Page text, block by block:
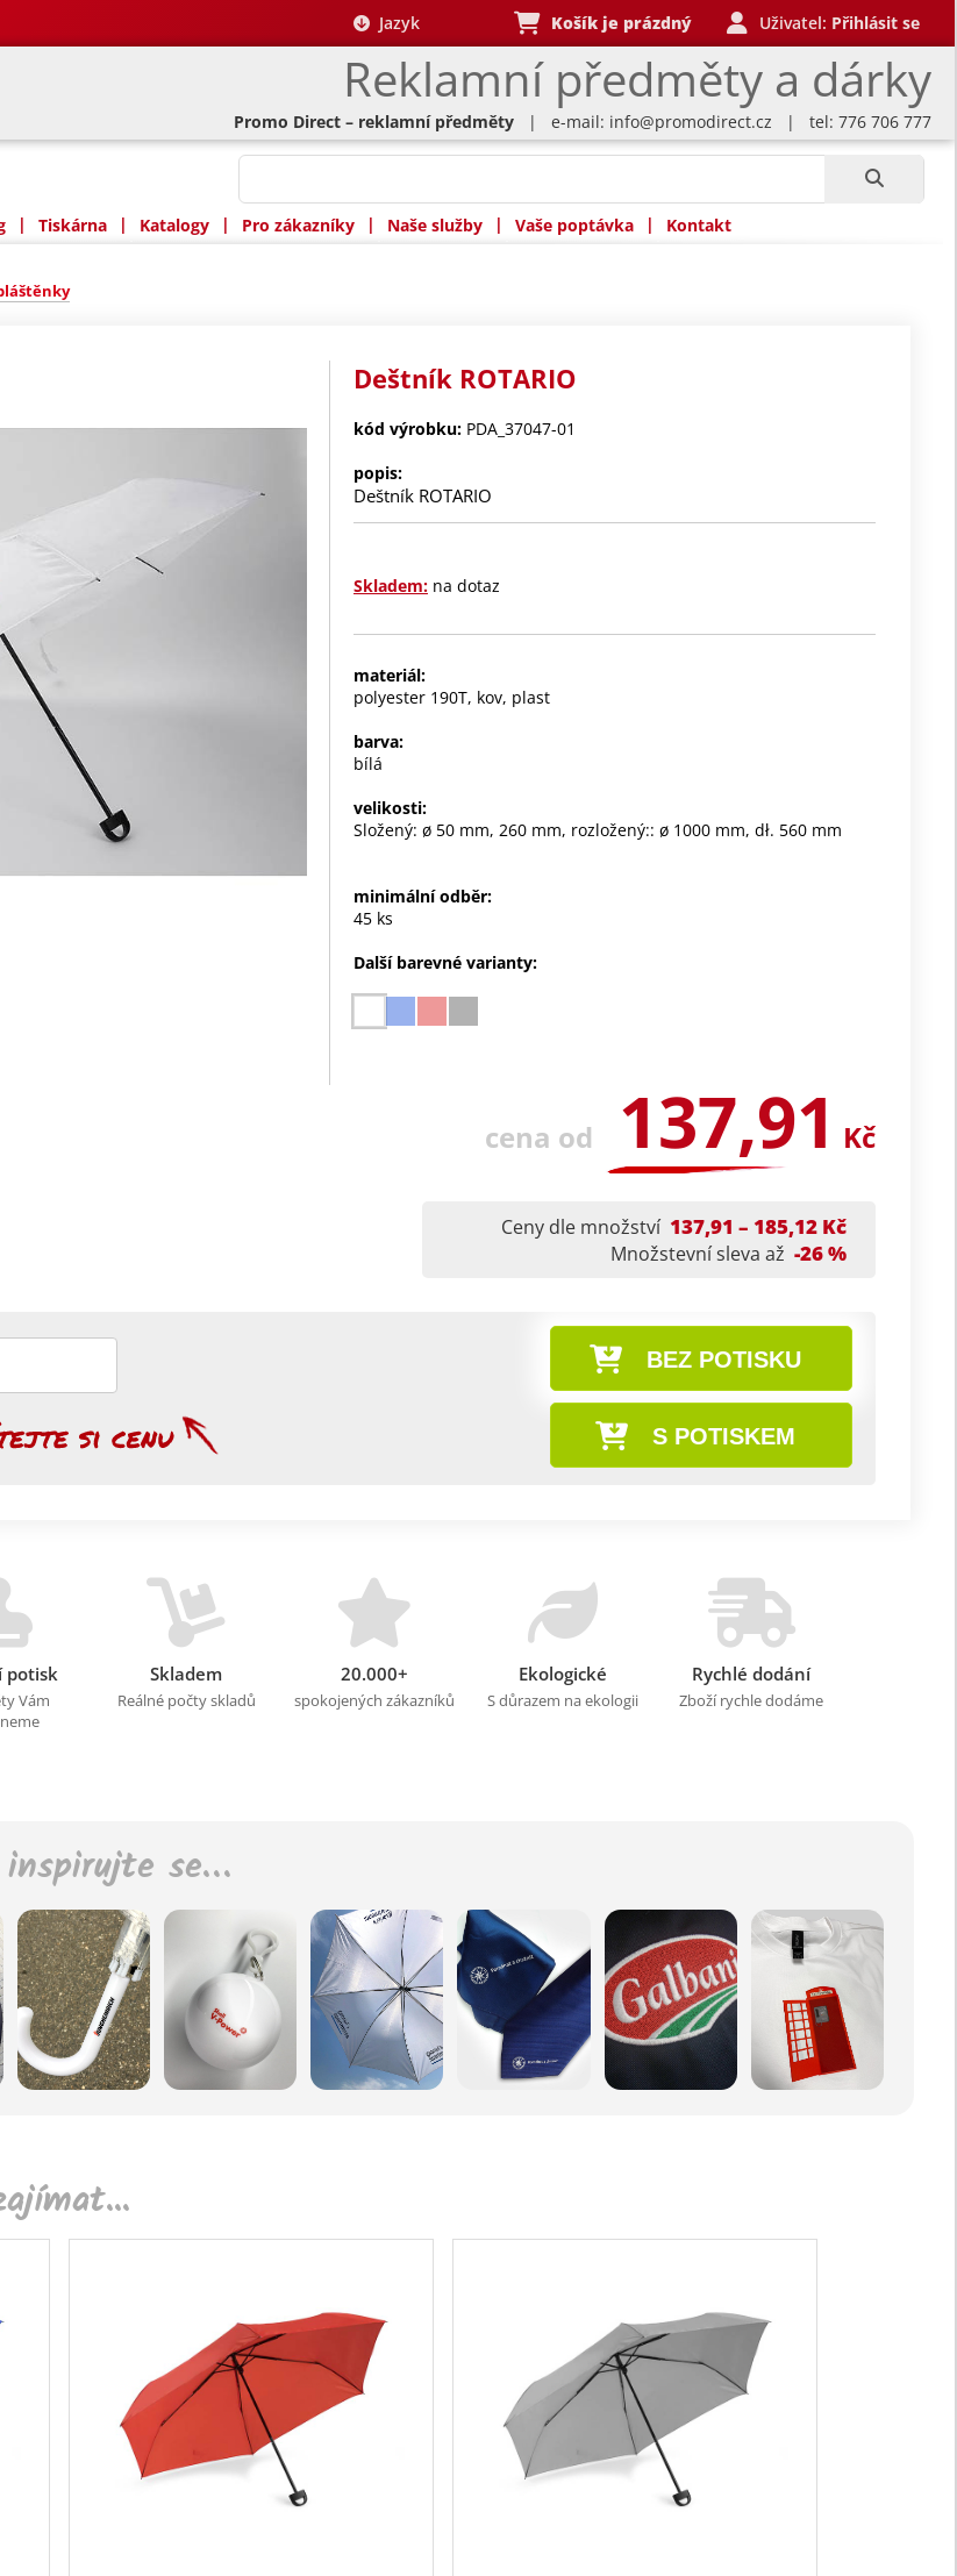
Reklamní předměty a dárky
Jazyk Košík je prázdný Uživatel: Přihlásit se
Promo Direct – reklamní předměty | e-mail: info@promodirect.cz | tel: 776 706 777
| Tiskárna | Katalogy | Pro zákazníky | Naše služby | Vaše poptávka | Kontakt
Deštník ROTARIO
kód výrobku: PDA_37047-01
popis:
Deštník ROTARIO
Skladem: na dotaz
materiál:
polyester 190T, kov, plast
barva:
bílá
velikosti:
Složený: ø 50 mm, 260 mm, rozložený:: ø 1000 mm, dł. 560 mm
minimální odběr:
45 ks
Další barevné varianty:
cena od 137,91 Kč
Ceny dle množství 137,91 – 185,12 Kč
Množstevní sleva až -26 %
BEZ POTISKU
S POTISKEM
potisk
Vám
Skladem
Reálné počty skladů
20.000+
spokojených zákazníků
Ekologické
S důrazem na ekologii
Rychlé dodání
Zboží rychle dodáme
se…